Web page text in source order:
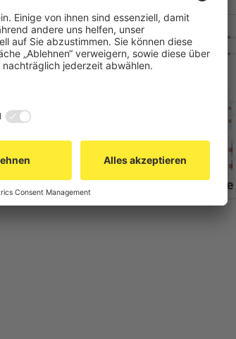
& Logistik Sperrelemente